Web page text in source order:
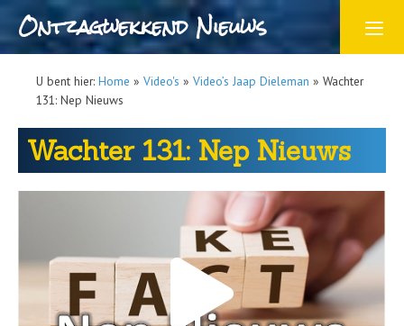
Ontzagwekkend Nieuws
U bent hier: Home » Video's » Video’s Jaap Dieleman » Wachter
131: Nep Nieuws
Wachter 131: Nep Nieuws